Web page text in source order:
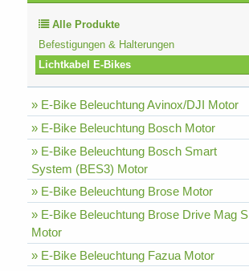
Alle Produkte
Befestigungen & Halterungen
Lichtkabel E-Bikes
» E-Bike Beleuchtung Avinox/DJI Motor
» E-Bike Beleuchtung Bosch Motor
» E-Bike Beleuchtung Bosch Smart
System (BES3) Motor
» E-Bike Beleuchtung Brose Motor
» E-Bike Beleuchtung Brose Drive Mag S
Motor
» E-Bike Beleuchtung Fazua Motor